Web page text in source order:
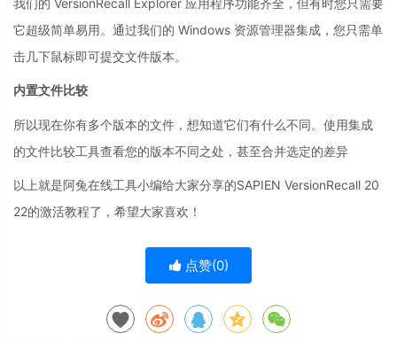
它超级简单易用。通过我们的 Windows 资源管理器集成，您只需单
击几下鼠标即可提交文件版本。
内置文件比较
所以现在你有多个版本的文件，想知道它们有什么不同。使用集成
的文件比较工具查看您的版本不同之处，甚至合并选定的差异
以上就是阿兔在线工具小编给大家分享的SAPIEN VersionRecall 20
22的激活教程了，希望大家喜欢！
点赞(0)